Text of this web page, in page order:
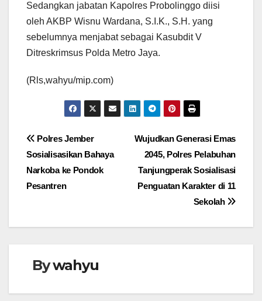
Sedangkan jabatan Kapolres Probolinggo diisi
oleh AKBP Wisnu Wardana, S.I.K., S.H. yang
sebelumnya menjabat sebagai Kasubdit V
Ditreskrimsus Polda Metro Jaya.
(Rls,wahyu/mip.com)
Navigasi
pos
Wujudkan Generasi Emas
2045, Polres Pelabuhan
Tanjungperak Sosialisasi
Penguatan Karakter di 11
Sekolah
Polres Jember
Sosialisasikan Bahaya
Narkoba ke Pondok
Pesantren
Bywahyu